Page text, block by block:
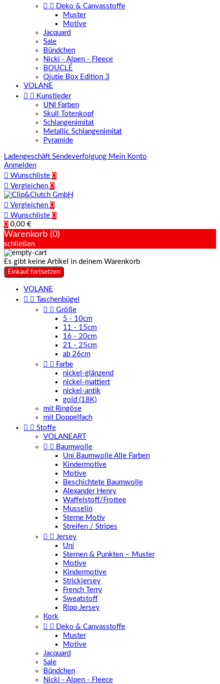
  Deko & Canvasstoffe
Muster
Motive
Jacquard
Sale
Bündchen
Nicki - Alpen - Fleece
BOUCLÉ
Qjutie Box Edition 3
VOLANE
  Kunstleder
UNI Farben
Skull Totenkopf
Schlangenimitat
Metallic Schlangenimitat
Pyramide
Ladengeschäft Sendeverfolgung Mein Konto
Anmelden
 Wunschliste 0
 Vergleichen 0
 Vergleichen 0
 Wunschliste 0
0 0,00 €
Warenkorb (0)
schließen
Es gibt keine Artikel in deinem Warenkorb
Einkauf fortsetzen
VOLANE
 
Taschenbügel
  Größe
5 - 10cm
11 - 15cm
16 - 20cm
21 - 25cm
ab 26cm
  Farbe
nickel-glänzend
nickel-mattiert
nickel-antik
gold (18K)
mit Ringöse
mit Doppelfach
  Stoffe
VOLANEART
  Baumwolle
Uni Baumwolle Alle Farben
Kindermotive
Motive
Beschichtete Baumwolle
Alexander Henry
Waffelstoff/Frottee
Musselin
Sterne Motiv
Streifen / Stripes
  Jersey
Uni
Sternen & Punkten – Muster
Motive
Kindermotive
Strickjersey
French Terry
Sweatstoff
Ripp Jersey
Kork
  Deko & Canvasstoffe
Muster
Motive
Jacquard
Sale
Bündchen
Nicki - Alpen - Fleece